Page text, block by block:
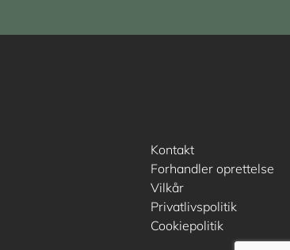
Kontakt
Forhandler oprettelse
Vilkår
Privatlivspolitik
Cookiepolitik